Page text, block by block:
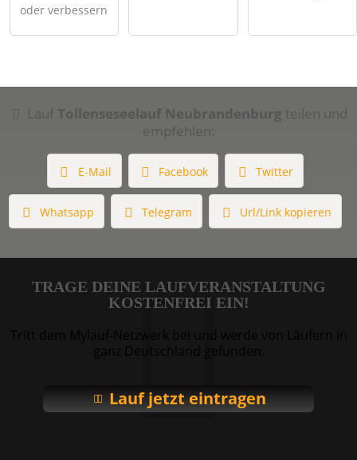
oder verbessern
Lauf Tollenseseelauf Neubrandenburg teilen und
empfehlen:
E-Mail Facebook Twitter
Whatsapp Telegram Url/Link kopieren
TRAGE DEINE LAUFVERANSTALTUNG
KOSTENFREI EIN!
Lauf jetzt eintragen